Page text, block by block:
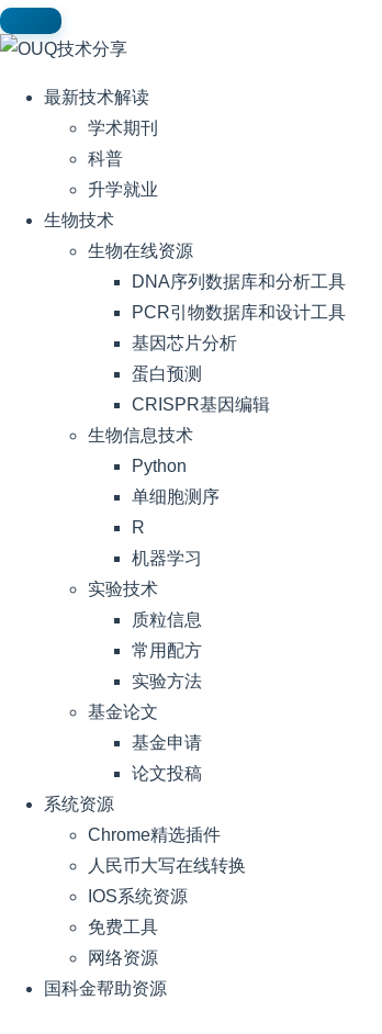
最新技术解读
学术期刊
科普
升学就业
生物技术
生物在线资源
DNA序列数据库和分析工具
PCR引物数据库和设计工具
基因芯片分析
蛋白预测
CRISPR基因编辑
生物信息技术
Python
单细胞测序
R
机器学习
实验技术
质粒信息
常用配方
实验方法
基金论文
基金申请
论文投稿
系统资源
Chrome精选插件
人民币大写在线转换
IOS系统资源
免费工具
网络资源
国科金帮助资源